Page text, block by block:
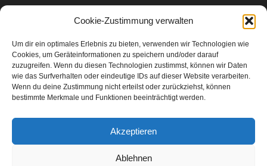
Cookie-Zustimmung verwalten
Um dir ein optimales Erlebnis zu bieten, verwenden wir Technologien wie
Cookies, um Geräteinformationen zu speichern und/oder darauf
zuzugreifen. Wenn du diesen Technologien zustimmst, können wir Daten
wie das Surfverhalten oder eindeutige IDs auf dieser Website verarbeiten.
Wenn du deine Zustimmung nicht erteilst oder zurückziehst, können
bestimmte Merkmale und Funktionen beeinträchtigt werden.
Akzeptieren
Ablehnen
Events & Success 3004
Breaking News 2067
Aktuelles
Featured Article
Karriere 567